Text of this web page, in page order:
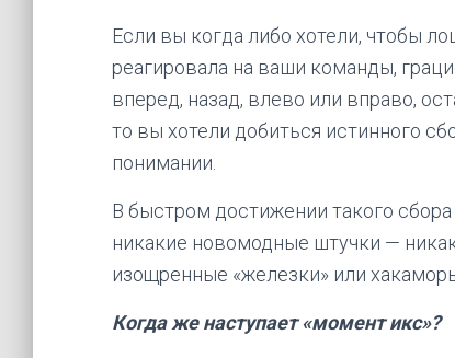
Если вы когда либо хотели, чтобы
реагировала на ваши команды,
вперед, назад, влево или вправо,
то вы хотели добиться истинного
понимании.
В быстром достижении такого
никакие новомодные штучки —
изощренные «железки» или
Когда же наступает «момент икс»?